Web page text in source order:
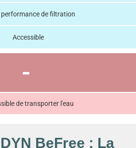
performance de filtration
Accessible
-
de transporter l'eau
BeFree : La